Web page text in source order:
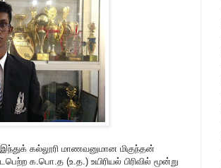
கல்லூரி மாணவனுமான மிகுந்தன்
க.பொ.த (உ.த.) உயிரியல் பிரிவில் மூன்று